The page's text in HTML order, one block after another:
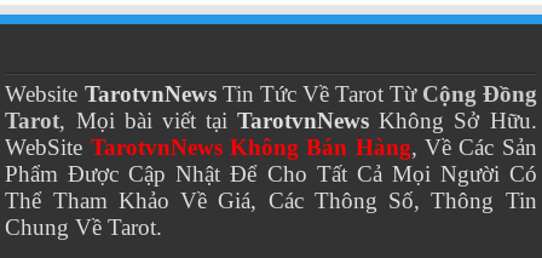
Website TarotvnNewsTin Tức Về Tarot Từ Cộng Đồng
Tarot, Mọi bài viết tạiTarotvnNews Không Sở Hữu.
WebSite TarotvnNews Không Bán Hàng, Về Các Sản
Phẩm Được Cập Nhật Để Cho Tất Cả Mọi Người Có
Thể Tham Khảo Về Giá, Các Thông Số, Thông Tin
Chung Về Tarot.